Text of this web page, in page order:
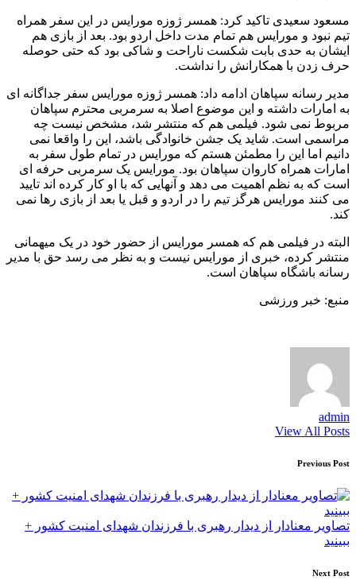
مسعود سعیدی تاکید کرد: همسر ژوزه مورایس در این سفر همراه
تیم نبود و مورایس هم تمام مدت داخل اردو بود. بعد از بازی هم
ایشان به حدی بابت شکست ناراحت و شاکی بود که حتی حوصله
حرف زدن با همکارانش را نداشت.
مدیر رسانه سپاهان ادامه داد: همسر ژوزه مورایس سفر جداگانه ای
به امارات داشته و این موضوع اصلا به سرمربی محترم سپاهان
مربوط نمی شود. فیلمی هم که منتشر شد، مشخص نیست چه
مراسمی است. شاید یک جشن خانوادگی باشد، این را واقعا نمی
دانیم اما این را مطمئن هستم که مورایس در تمام طول سفر به
امارات همراه کاروان سپاهان بود. مورایس یک سرمربی حرفه ای
است که به نظم اهمیت می دهد و آنهایی که با او کار کرده اند تایید
می کنند مورایس هرگز تیم را در اردو و قبل یا بعد از بازی رها نمی
کند.
البته در فیلمی هم که همسر مورایس از حضور خود در یک میهمانی
منتشر کرده، خبری از مورایس نیست و به نظر می رسد حق با مدیر
رسانه باشگاه سپاهان است.
منبع: خبر ورزشی
admin
View All Posts
Post
navigation
Previous Post
تصاویر معنادار از دیدار رهبری با فرزندان شهدای امنیت کشور +
ببینید
Next Post